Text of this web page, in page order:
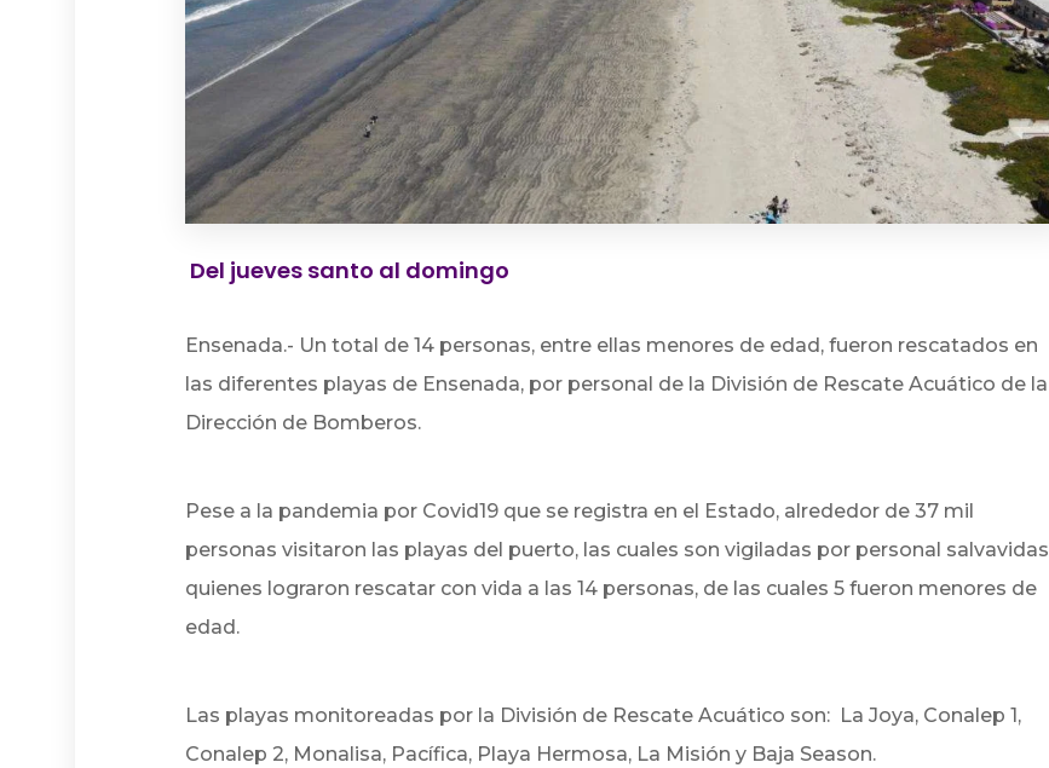
Del jueves santo al domingo
Ensenada.- Un total de 14 personas, entre ellas menores de edad, fueron rescatados en
las diferentes playas de Ensenada, por personal de la División de Rescate Acuático de la
Dirección de Bomberos.
Pese a la pandemia por Covid19 que se registra en el Estado, alrededor de 37 mil
personas visitaron las playas del puerto, las cuales son vigiladas por personal salvavidas
quienes lograron rescatar con vida a las 14 personas, de las cuales 5 fueron menores de
edad.
Las playas monitoreadas por la División de Rescate Acuático son: La Joya, Conalep 1,
Conalep 2, Monalisa, Pacífica, Playa Hermosa, La Misión y Baja Season.